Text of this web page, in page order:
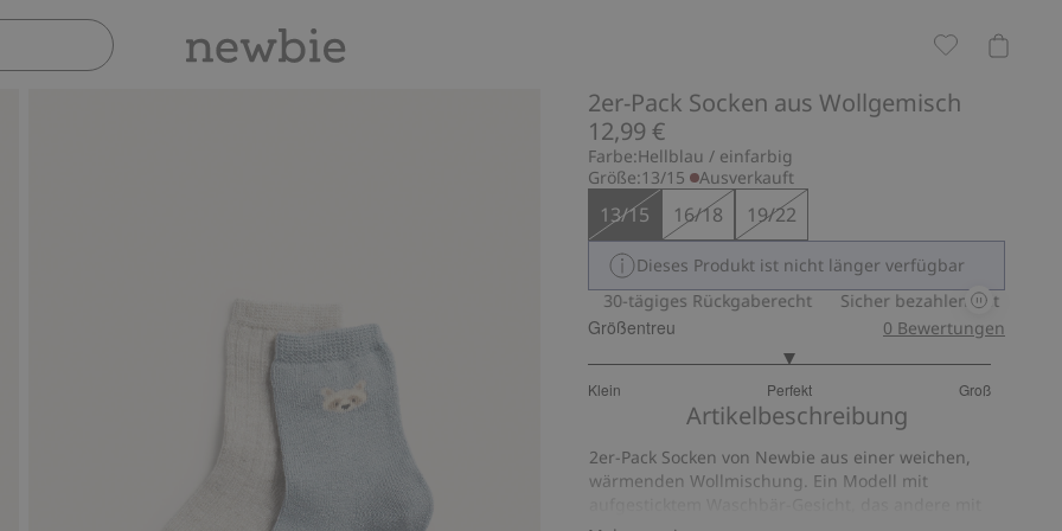
2er-Pack Socken aus Wollgemisch
12,99 €
Farbe:Hellblau / einfarbig
Größe:13/15 Ausverkauft
13/15 16/18 19/22
Dieses Produkt ist nicht länger verfügbar
30-tägiges Rückgaberecht Sicher bezahlen mit PayPal &
Größentreu
Klein Perfekt Groß
von
8
Bewertungen
0 Bewertungen
Artikelbeschreibung
2er-Pack Socken von Newbie aus einer weichen,
wärmenden Wollmischung. Ein Modell mit